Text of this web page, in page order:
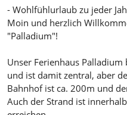
- Wohlfühlurlaub zu jeder
Moin und herzlich
"Palladium"!
Unser Ferienhaus
und ist damit zentral, aber
Bahnhof ist ca. 200m und
Auch der Strand ist